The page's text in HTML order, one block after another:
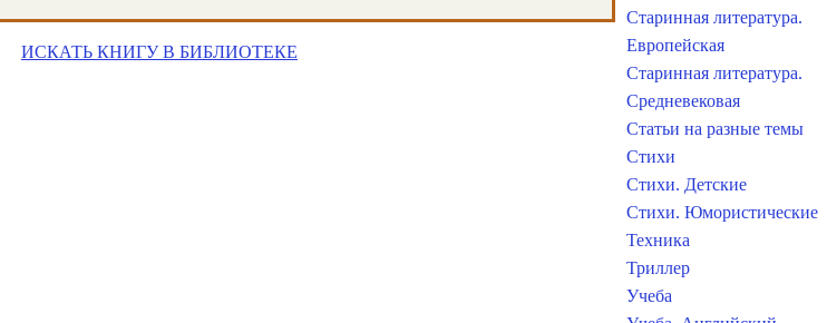
ИСКАТЬ КНИГУ В БИБЛИОТЕКЕ
Старинная литература.
Европейская
Старинная литература.
Средневековая
Статьи на разные темы
Стихи
Стихи. Детские
Стихи. Юмористические
Техника
Триллер
Учеба